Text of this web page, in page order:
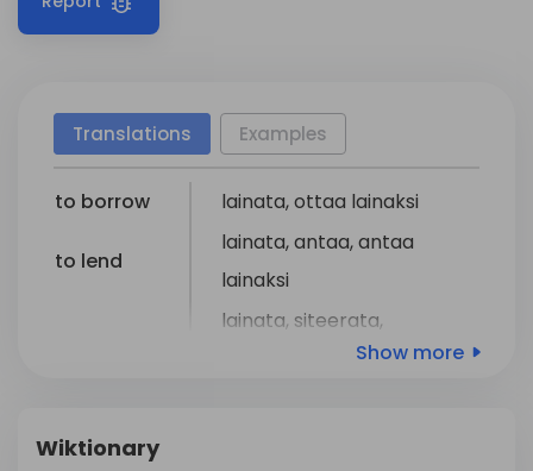
Wiktionary
Translations Examples
to borrow lainata,ottaa lainaksi
to lend
lainata,antaa,antaa
lainaksi
lainata, siteerata,
noteerata,
Show more